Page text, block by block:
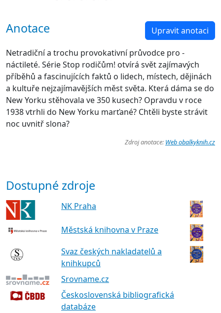
Anotace Upravit anotaci
Netradiční a trochu provokativní průvodce pro -
náctileté. Série Stop rodičům! otvírá svět zajímavých
příběhů a fascinujících faktů o lidech, místech, dějinách
a kultuře nejzajímavějších měst světa. Která dáma se do
New Yorku stěhovala ve 350 kusech? Opravdu v roce
1938 vtrhli do New Yorku marťané? Chtěli byste strávit
noc uvnitř slona?
Zdroj anotace: Web obalkyknih.cz
Dostupné zdroje
NK Praha
Městská knihovna v Praze
Svaz českých nakladatelů a
knihkupců
Srovname.cz
Československá bibliografická
databáze